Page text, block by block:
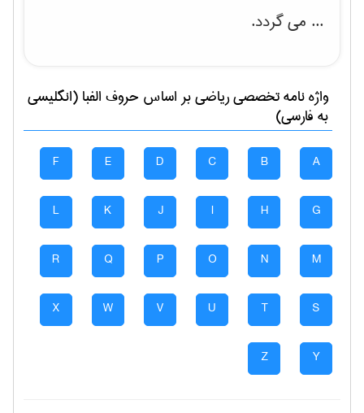
... می گردد.
واژه نامه تخصصیرياضیبر اساس حروف الفبا (انگلیسی
به فارسی)
A
B
C
D
E
F
G
H
I
J
K
L
M
N
O
P
Q
R
S
T
U
V
W
X
Y
Z